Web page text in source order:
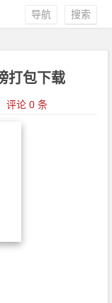
搜索
导航
打包下载
评论 0 条